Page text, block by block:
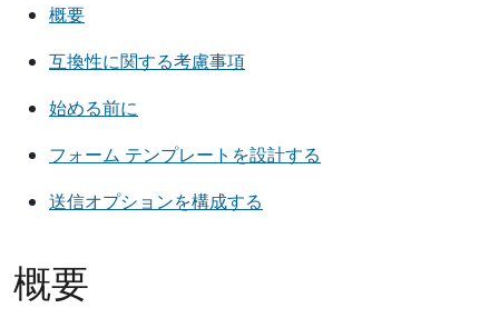
概要
互換性に関する考慮事項
始める前に
フォーム テンプレートを設計する
送信オプションを構成する
概要